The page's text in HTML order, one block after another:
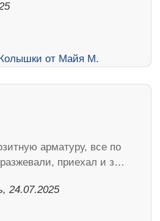
арматуру, все по
приехал и з…
24.07.2025